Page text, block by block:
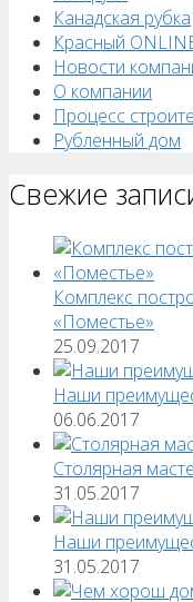
Канадская рубка
Красный
Новости
О компании
Процесс
Рубленный дом
Свежие
Комплекс
«Поместье»
25.09.2017
Наши
06.06.2017
Столярная
31.05.2017
Наши
31.05.2017